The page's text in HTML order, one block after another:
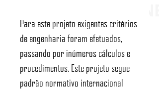
Para este projeto exigentes critérios
de engenharia foram efetuados,
passando por inúmeros cálculos e
procedimentos. Este projeto segue
padrão normativo internacional